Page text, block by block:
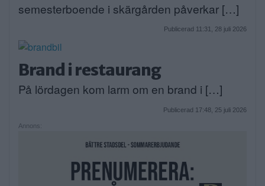
semesterboende i skärgården påverkar […]
Publicerad 11:31, 28 juli 2026
Brand i restaurang
På lördagen kom larm om en brand i […]
Publicerad 17:48, 25 juli 2026
Annons: